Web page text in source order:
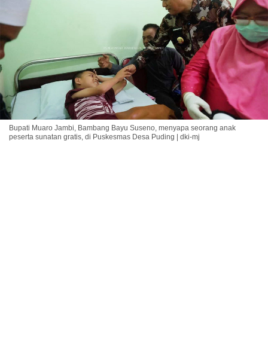
Bupati Muaro Jambi, Bambang Bayu Suseno, menyapa seorang anak
peserta sunatan gratis, di Puskesmas Desa Puding | dki-mj